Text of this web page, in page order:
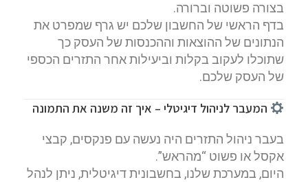
בצורה פשוטה וברורה.
בדף הראשי של החשבון שלכם יש גרף שמפרט את
הנתונים של ההוצאות וההכנסות של העסק כך
שתוכלו לעקוב בקלות וביעילות אחר התזרים הכספי
של העסק שלכם.
המעבר לניהול דיגיטלי – איך זה משנה את התמונה
בעבר ניהול התזרים היה נעשה עם פנקסים, קבצי
אקסל או פשוט “מהראש”.
היום, במערכת שלנו, בחשבונית דיגיטלית, ניתן לנהל